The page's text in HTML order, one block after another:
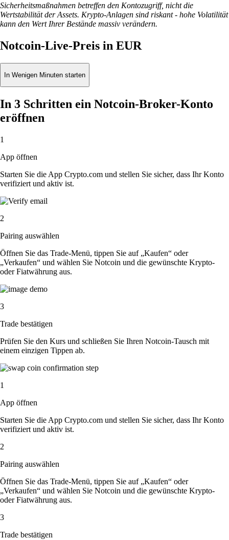
Sicherheitsmaßnahmen betreffen den Kontozugriff, nicht die
Wertstabilität der Assets. Krypto-Anlagen sind riskant - hohe Volatilität
kann den Wert Ihrer Bestände massiv verändern.
Notcoin-Live-Preis in EUR
In Wenigen Minuten starten
In 3 Schritten ein Notcoin-Broker-Konto
eröffnen
1
App öffnen
Starten Sie die App Crypto.com und stellen Sie sicher, dass Ihr Konto
verifiziert und aktiv ist.
2
Pairing auswählen
Öffnen Sie das Trade-Menü, tippen Sie auf „Kaufen“ oder
„Verkaufen“ und wählen Sie Notcoin und die gewünschte Krypto-
oder Fiatwährung aus.
3
Trade bestätigen
Prüfen Sie den Kurs und schließen Sie Ihren Notcoin-Tausch mit
einem einzigen Tippen ab.
1
App öffnen
Starten Sie die App Crypto.com und stellen Sie sicher, dass Ihr Konto
verifiziert und aktiv ist.
2
Pairing auswählen
Öffnen Sie das Trade-Menü, tippen Sie auf „Kaufen“ oder
„Verkaufen“ und wählen Sie Notcoin und die gewünschte Krypto-
oder Fiatwährung aus.
3
Trade bestätigen